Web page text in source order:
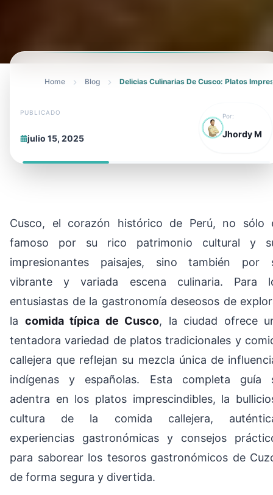
Home Blog Delicias Culinarias De Cusco: Platos
PUBLICADO
julio 15, 2025
Por:
Jhordy M
Cusco, el corazón histórico de Perú, no sólo
famoso por su rico patrimonio cultural y
impresionantes paisajes, sino también por
vibrante y variada escena culinaria. Para
entusiastas de la gastronomía deseosos de
la comida típica de Cusco, la ciudad ofrece
tentadora variedad de platos tradicionales y
callejera que reflejan su mezcla única de
indígenas y españolas. Esta completa guía
adentra en los platos imprescindibles, la
cultura de la comida callejera,
experiencias gastronómicas y consejos
para saborear los tesoros gastronómicos de
de forma segura y divertida.